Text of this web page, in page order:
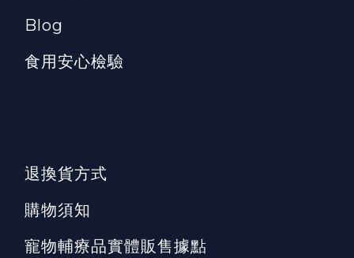
Blog
食用安心檢驗
退換貨方式
購物須知
寵物輔療品實體販售據點